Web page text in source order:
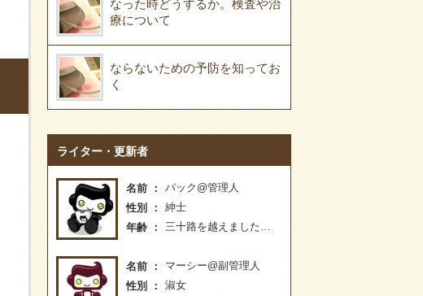
なった時どうするか。検査や治
療について
ならないための予防を知ってお
く
ライター・更新者
名前
パック@管理人
性別
紳士
年齢
三十路を越えました…
名前
マーシー@副管理人
性別
淑女